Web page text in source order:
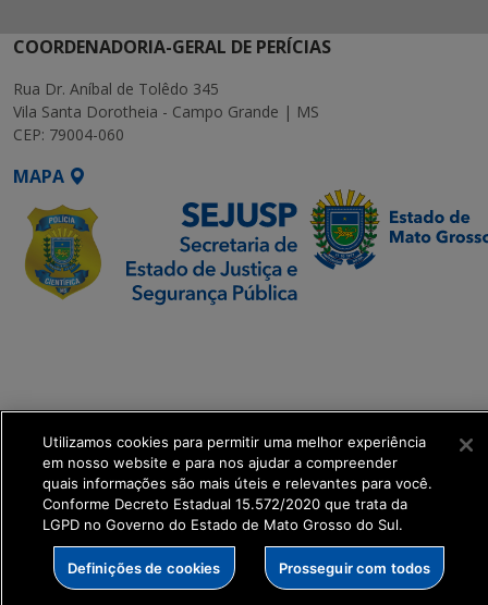
COORDENADORIA-GERAL DE PERÍCIAS
Rua Dr. Aníbal de Tolêdo 345
Vila Santa Dorotheia - Campo Grande | MS
CEP: 79004-060
MAPA
get_footer();
Utilizamos cookies para permitir uma melhor experiência
em nosso website e para nos ajudar a compreender
quais informações são mais úteis e relevantes para você.
Conforme Decreto Estadual 15.572/2020 que trata da
LGPD no Governo do Estado de Mato Grosso do Sul.
Definições de cookies Prosseguir com todos